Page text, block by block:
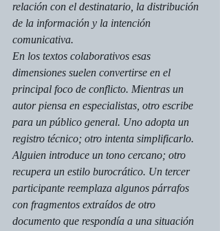
relación con el destinatario, la distribución
de la información y la intención
comunicativa.
En los textos colaborativos esas
dimensiones suelen convertirse en el
principal foco de conflicto. Mientras un
autor piensa en especialistas, otro escribe
para un público general. Uno adopta un
registro técnico; otro intenta simplificarlo.
Alguien introduce un tono cercano; otro
recupera un estilo burocrático. Un tercer
participante reemplaza algunos párrafos
con fragmentos extraídos de otro
documento que respondía a una situación